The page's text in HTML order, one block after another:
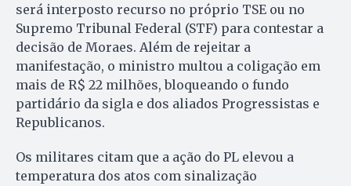
será interposto recurso no próprio TSE ou no
Supremo Tribunal Federal (STF) para contestar a
decisão de Moraes. Além de rejeitar a
manifestação, o ministro multou a coligação em
mais de R$ 22 milhões, bloqueando o fundo
partidário da sigla e dos aliados Progressistas e
Republicanos.
Os militares citam que a ação do PL elevou a
temperatura dos atos com sinalização